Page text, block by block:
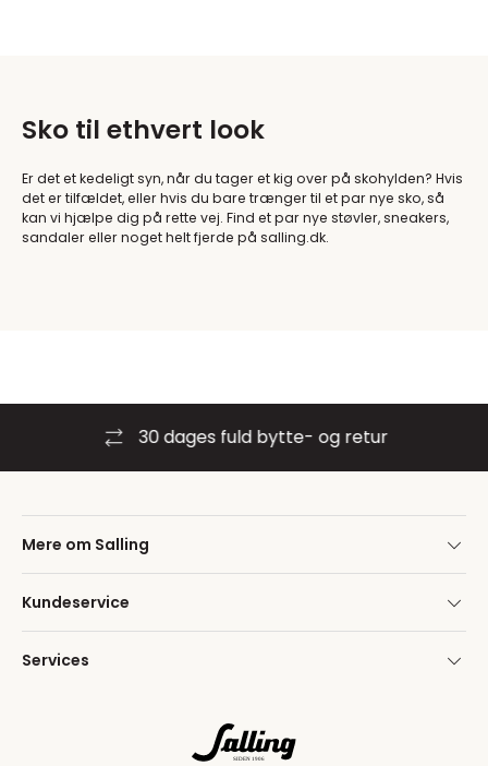
Sko til ethvert look
Er det et kedeligt syn, når du tager et kig over på skohylden? Hvis
det er tilfældet, eller hvis du bare trænger til et par nye sko, så
kan vi hjælpe dig på rette vej. Find et par nye støvler, sneakers,
sandaler eller noget helt fjerde på salling.dk.
30 dages fuld bytte- og retur
Mere om Salling
Kundeservice
Services